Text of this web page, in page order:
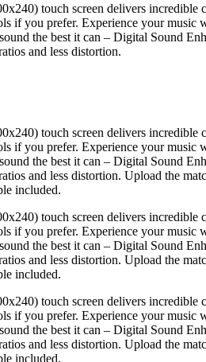
touch screen delivers
you prefer. Experience your music
the best it can – Digital Sound
and less distortion.
touch screen delivers
you prefer. Experience your music
the best it can – Digital Sound
and less distortion. Upload the
included.
touch screen delivers
you prefer. Experience your music
the best it can – Digital Sound
and less distortion. Upload the
included.
touch screen delivers
you prefer. Experience your music
the best it can – Digital Sound
and less distortion. Upload the
included.